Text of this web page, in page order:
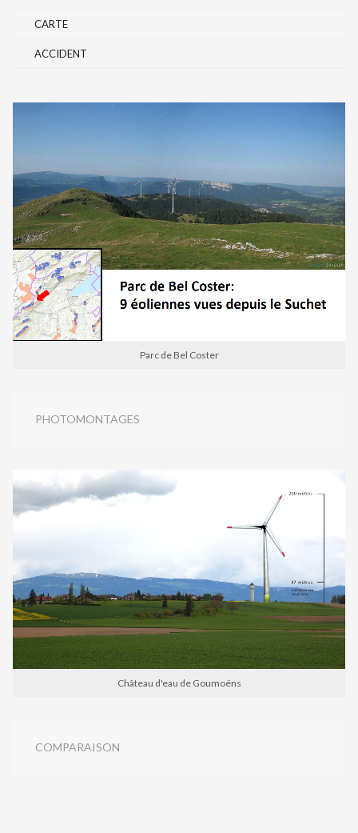
CARTE
ACCIDENT
Parc de Bel Coster
PHOTOMONTAGES
Château d'eau de Goumoëns
COMPARAISON